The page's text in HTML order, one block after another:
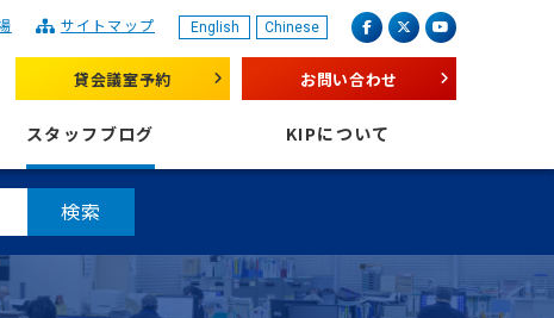
業振興センター English Chinese facebookX（旧 twitter）
youtube
サイトマップ
貸会議室予約 お問い合わせ
スタッフブログ KIPについて
検索